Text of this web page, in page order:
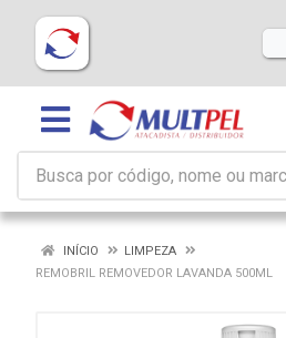
INÍCIO
LIMPEZA
REMOBRIL REMOVEDOR LAVANDA 500ML